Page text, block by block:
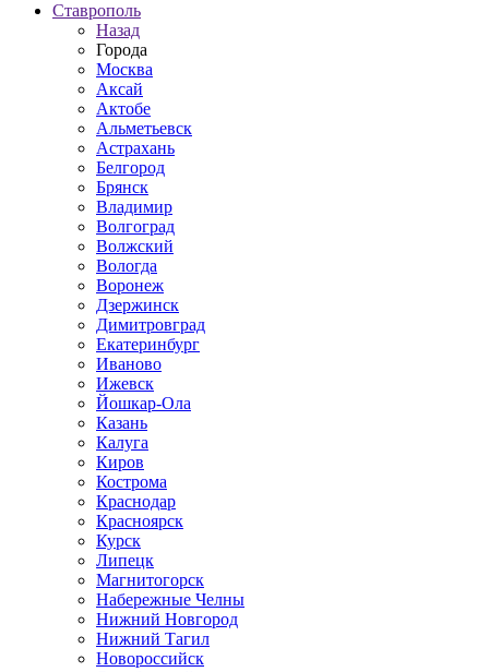
Ставрополь
Назад
Города
Москва
Аксай
Актобе
Альметьевск
Астрахань
Белгород
Брянск
Владимир
Волгоград
Волжский
Вологда
Воронеж
Дзержинск
Димитровград
Екатеринбург
Иваново
Ижевск
Йошкар-Ола
Казань
Калуга
Киров
Кострома
Краснодар
Красноярск
Курск
Липецк
Магнитогорск
Набережные Челны
Нижний Новгород
Нижний Тагил
Новороссийск